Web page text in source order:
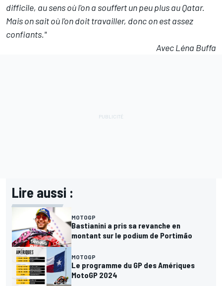
difficile, au sens où l'on a souffert un peu plus au Qatar.
Mais on sait où l'on doit travailler, donc on est assez
confiants."
Avec Léna Buffa
Lire aussi :
MOTOGP
Bastianini a pris sa revanche en
montant sur le podium de Portimão
MOTOGP
Le programme du GP des Amériques
MotoGP 2024